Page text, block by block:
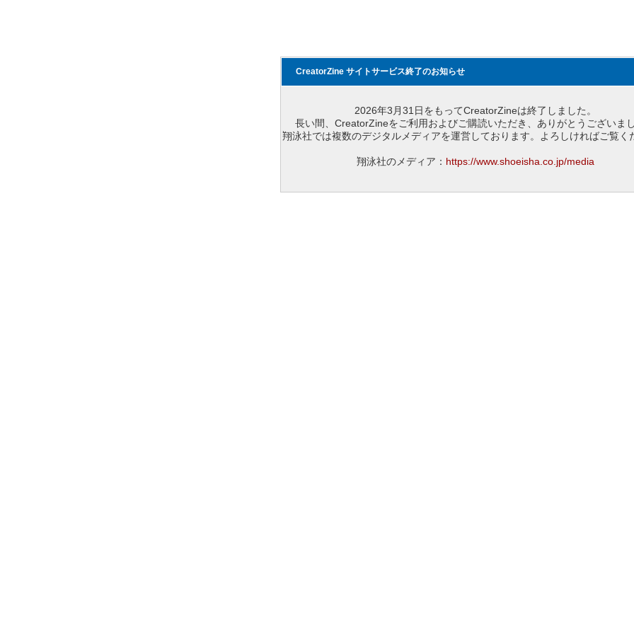
CreatorZine サイトサービス終了のお知らせ
2026年3月31日をもってCreatorZineは終了しました。
長い間、CreatorZineをご利用およびご購読いただき、ありがとうございまし
翔泳社では複数のデジタルメディアを運営しております。よろしければご覧く
翔泳社のメディア： https://www.shoeisha.co.jp/media